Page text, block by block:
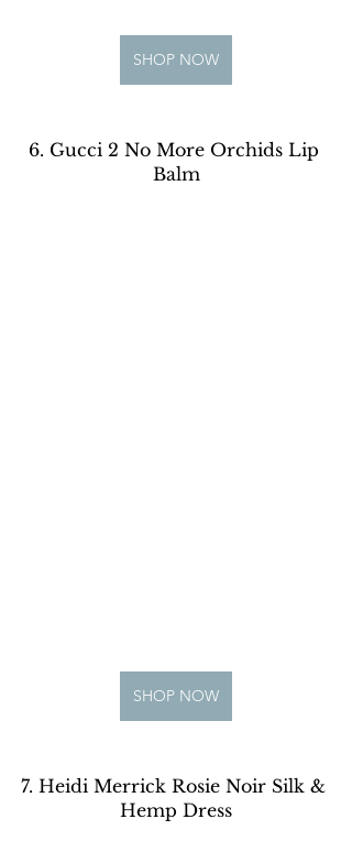
SHOP NOW
6. Gucci 2 No More Orchids Lip
Balm
SHOP NOW
7. Heidi Merrick Rosie Noir Silk &
Hemp Dress